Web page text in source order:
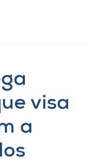
visa
a